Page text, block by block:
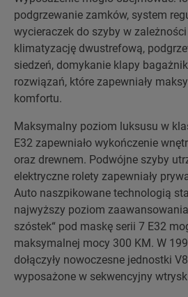
podgrzewanie zamków, system
wycieraczek do szyby w
klimatyzację dwustrefową,
siedzeń, domykanie klapy
rozwiązań, które zapewniały
komfortu.
Maksymalny poziom luksusu w
E32 zapewniało wykończenie
oraz drewnem. Podwójne szyby
elektryczne rolety zapewniały
Auto naszpikowane technologią
najwyższy poziom
szóstek“ pod maskę serii 7 E32
maksymalnej mocy 300 KM. W
dołączyły nowoczesne jednostki
wyposażone w sekwencyjny